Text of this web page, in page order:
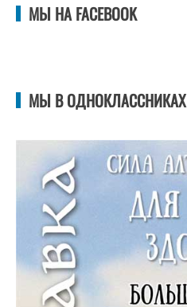
МЫ НА FACEBOOK
МЫ В ОДНОКЛАССНИКАХ